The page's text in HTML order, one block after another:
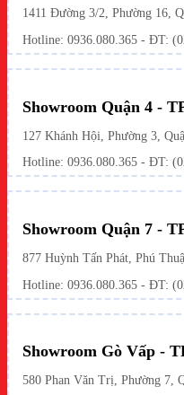
1411 Đường 3/2, Phường 16,
Hotline: 0936.080.365 - ĐT:
Showroom Quận 4 -
127 Khánh Hội, Phường 3,
Hotline: 0936.080.365 - ĐT:
Showroom Quận 7 -
877 Huỳnh Tấn Phát, Phú
Hotline: 0936.080.365 - ĐT:
Showroom Gò Vấp -
580 Phan Văn Trị, Phường 7,